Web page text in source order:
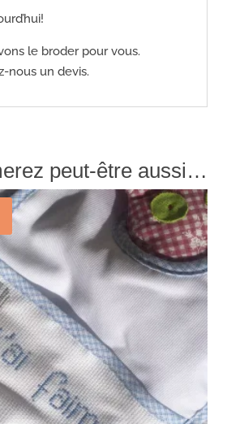
le broder pour vous.
nous un devis.
peut-être aussi…